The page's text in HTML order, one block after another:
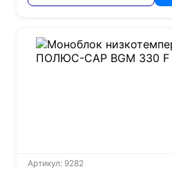
Артикул: 9282